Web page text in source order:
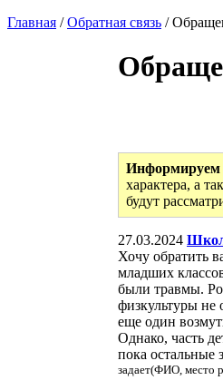
Главная /Обратная связь /
Информируем
характера, а
будут
27.03.2024
Хочу обратить
младших
были травмы.
физкультуры не
еще один
Однако, часть
пока остальные
задает(ФИО, место